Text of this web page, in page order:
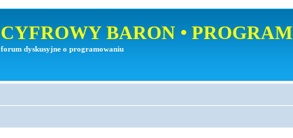
CYFROWY BARON •
forum dyskusyjne o programowaniu